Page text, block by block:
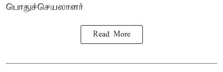
பொதுச்செயலாளர்
Read More